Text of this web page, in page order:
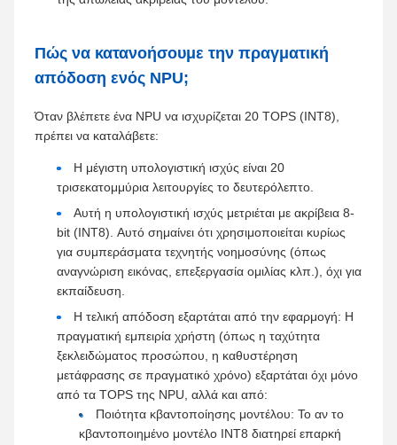
Πώς να κατανοήσουμε την πραγματική
απόδοση ενός NPU;
Όταν βλέπετε ένα NPU να ισχυρίζεται 20 TOPS (INT8),
πρέπει να καταλάβετε:
Η μέγιστη υπολογιστική ισχύς είναι 20
τρισεκατομμύρια λειτουργίες το δευτερόλεπτο.
Αυτή η υπολογιστική ισχύς μετριέται με ακρίβεια 8-
bit (INT8). Αυτό σημαίνει ότι χρησιμοποιείται κυρίως
για συμπεράσματα τεχνητής νοημοσύνης (όπως
αναγνώριση εικόνας, επεξεργασία ομιλίας κλπ.), όχι για
εκπαίδευση.
Η τελική απόδοση εξαρτάται από την εφαρμογή: Η
πραγματική εμπειρία χρήστη (όπως η ταχύτητα
ξεκλειδώματος προσώπου, η καθυστέρηση
μετάφρασης σε πραγματικό χρόνο) εξαρτάται όχι μόνο
από τα TOPS της NPU, αλλά και από:
Ποιότητα κβαντοποίησης μοντέλου: Το αν το
κβαντοποιημένο μοντέλο INT8 διατηρεί επαρκή